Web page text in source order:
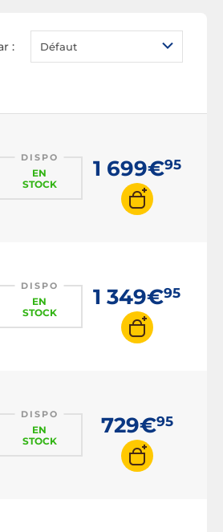
PC i5
: Défaut
DISPO
EN
STOCK
1 699€95
DISPO
EN
STOCK
1 349€95
DISPO
EN
STOCK
729€95